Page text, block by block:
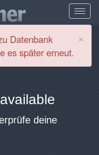
×
Datenbank
es später erneut.
deine